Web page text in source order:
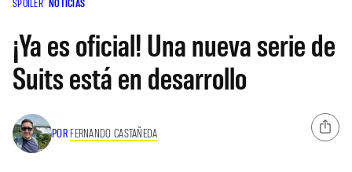
SPOILER NOTICIAS
¡Ya es oficial! Una nueva serie de
Suits está en desarrollo
POR FERNANDO CASTAÑEDA